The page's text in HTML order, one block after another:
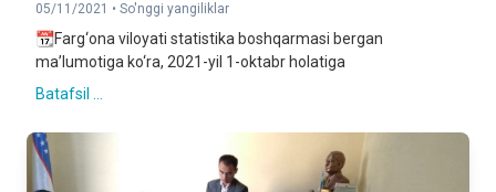
05/11/2021 • So'nggi yangiliklar
📆Farg‘ona viloyati statistika boshqarmasi bergan
ma’lumotiga ko‘ra, 2021-yil 1-oktabr holatiga
Batafsil ...